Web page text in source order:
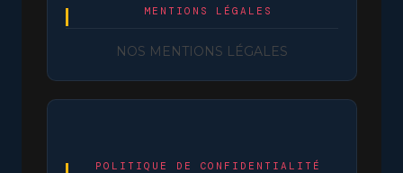
MENTIONS LÉGALES
NOS MENTIONS LÉGALES
POLITIQUE DE CONFIDENTIALITÉ